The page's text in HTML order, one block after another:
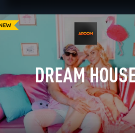
SZABADULNI AKAROK
DREAM